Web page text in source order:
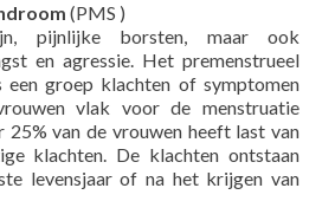
(PMS )
pijnlijke borsten, maar ook
en agressie. Het premenstrueel
een groep klachten of symptomen
vlak voor de menstruatie
25% van de vrouwen heeft last van
klachten. De klachten ontstaan
levensjaar of na het krijgen van